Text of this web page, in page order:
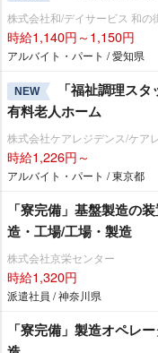
株式会社和/デイサービス 和の
時給1,140円～1,150円
アルバイト・パート / 愛知県
NEW
「福祉調理ス
有料老人ホーム
株式会社ケアレジデンス/ケア
時給1,226円～
アルバイト・パート / 東京都
「寮完備」基盤製造の
造・工場/工場・製造
株式会社京栄センター
時給1,320円
派遣社員 / 神奈川県
「寮完備」製造オペレ